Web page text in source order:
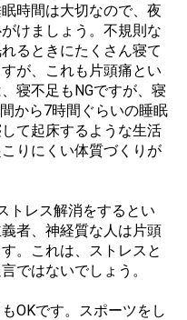
時間は大切なので、夜
けましょう。不規則な
るときにたくさん寝て
が、これも片頭痛とい
寝不足もNGですが、寝
から7時間ぐらいの睡眠
て起床するような生活
りにくい体質づくりが
トレス解消をするとい
者、神経質な人は片頭
。これは、ストレスと
ではないでしょう。
OKです。スポーツをし